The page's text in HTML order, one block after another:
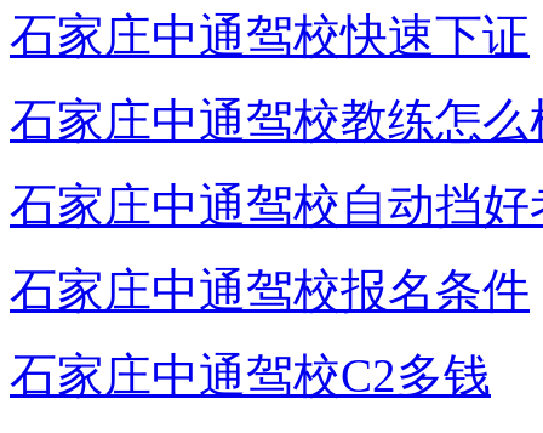
石家庄中通驾校快速下证
石家庄中通驾校教练怎么
石家庄中通驾校自动挡好
石家庄中通驾校报名条件
石家庄中通驾校C2多钱